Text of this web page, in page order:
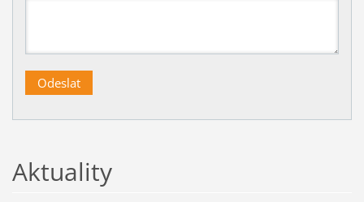
Aktuality